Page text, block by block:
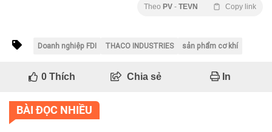
Theo PV - TEVN Copy link
Doanh nghiệp FDI THACO INDUSTRIES sản phẩm cơ khí
0Thích Chia sẻ In
BÀI ĐỌC NHIỀU